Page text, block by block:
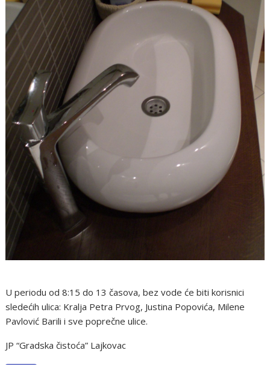
U periodu od 8:15 do 13 časova, bez vode će biti korisnici
sledećih ulica: Kralja Petra Prvog, Justina Popovića, Milene
Pavlović Barili i sve poprečne ulice.
JP “Gradska čistoća” Lajkovac